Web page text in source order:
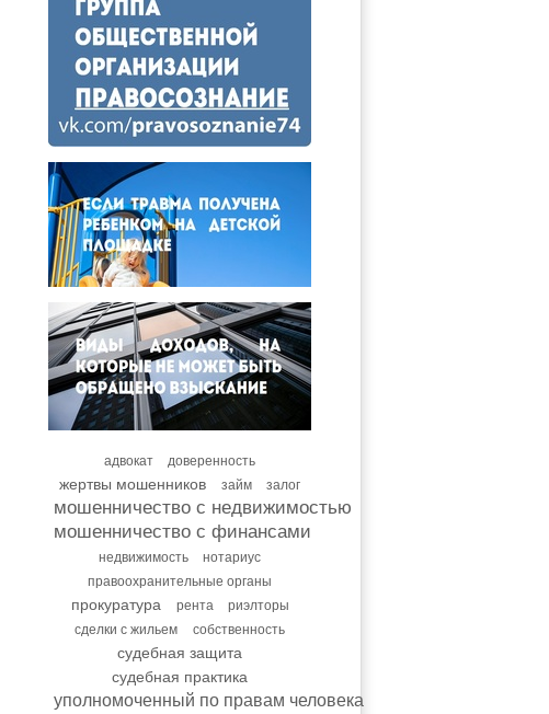
адвокат доверенность
жертвы мошенников займ залог
мошенничество с недвижимостью
мошенничество с финансами
недвижимость
нотариус
правоохранительные органы
прокуратура рента
риэлторы
сделки с жильем
собственность
судебная защита
судебная практика
уполномоченный по правам человека